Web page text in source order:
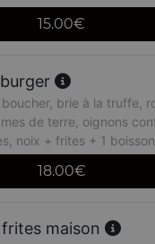
15.00€
brie à la truffe,
de terre, oignons
noix + frites + 1
18.00€
maison